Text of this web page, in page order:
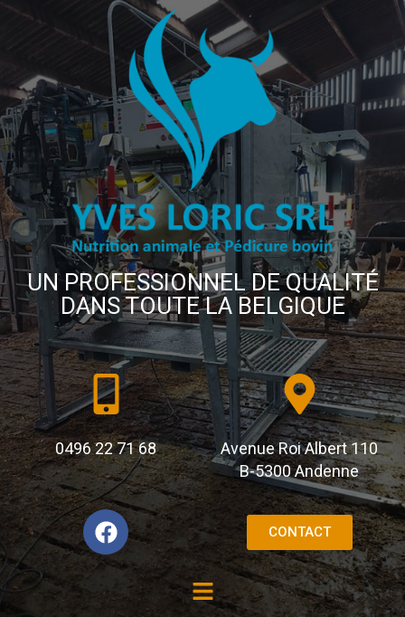
UN PROFESSIONNEL DE QUALITÉ
DANS TOUTE LA BELGIQUE
0496 22 71 68
Avenue Roi Albert 110
B-5300 Andenne
CONTACT